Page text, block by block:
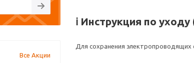
ℹ️ Инструкция по
Для сохранения электропроводящих
Все Акции